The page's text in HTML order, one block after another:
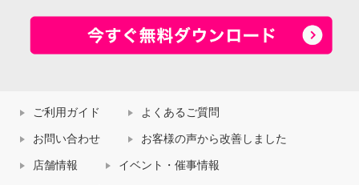
ご利用ガイド よくあるご質問
お問い合わせ お客様の声から改善しました
店舗情報 イベント・催事情報